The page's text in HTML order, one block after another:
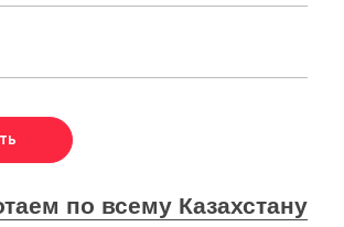
по всему Казахстану